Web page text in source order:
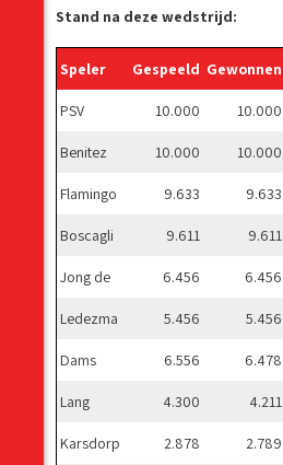
Stand na deze wedstrijd:
Speler Gespeeld Gewonnen
PSV 10.000 10.000
Benitez 10.000 10.000
Flamingo 9.633 9.633
Boscagli 9.611 9.611
Jong de 6.456 6.456
Ledezma 5.456 5.456
Dams 6.556 6.478
Lang 4.300 4.211
Karsdorp 2.878 2.789